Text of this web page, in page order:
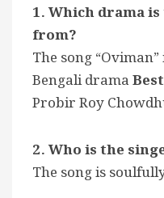
1. Which drama
from?
The song
Bengali drama
Probir Roy
2. Who is the
The song is